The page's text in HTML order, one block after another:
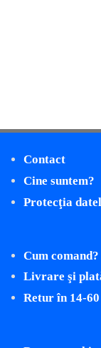
Contact
Cine suntem?
Protecţia
Cum comand?
Livrare şi
Retur în 14-60